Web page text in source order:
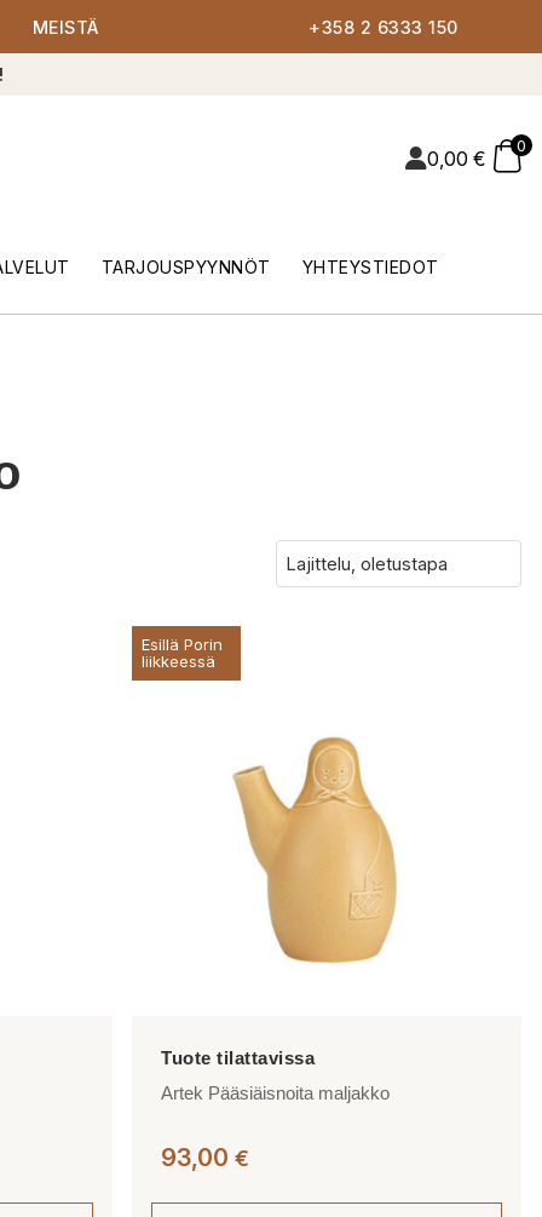
MEISTÄ +358 2 6333 150
0,00 €
0
TARJOUSPYYNNÖT YHTEYSTIEDOT
Esillä Porin
liikkeessä
Artek Pääsiäisnoita maljakko
93,00 €